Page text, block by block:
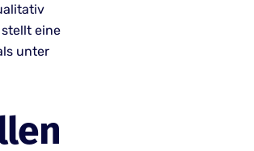
eine
unter